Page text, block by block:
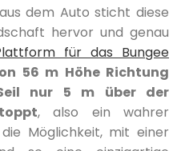
dem Auto sticht diese
hervor und genau
für das Bungee
56 m Höhe Richtung
nur 5 m über der
, also ein wahrer
Möglichkeit, mit einer